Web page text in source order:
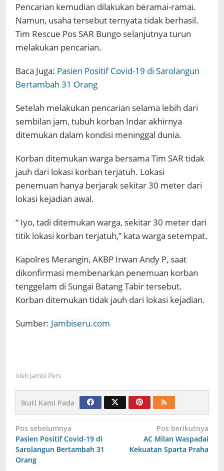
Pencarian kemudian dilakukan beramai-ramai.
Namun, usaha tersebut ternyata tidak berhasil.
Tim Rescue Pos SAR Bungo selanjutnya turun
melakukan pencarian.
Baca Juga: Pasien Positif Covid-19 di Sarolangun
Bertambah 31 Orang
Setelah melakukan pencarian selama lebih dari
sembilan jam, tubuh korban Indar akhirnya
ditemukan dalam kondisi meninggal dunia.
Korban ditemukan warga bersama Tim SAR tidak
jauh dari lokasi korban terjatuh. Lokasi
penemuan hanya berjarak sekitar 30 meter dari
lokasi kejadian awal.
“ Iyo, tadi ditemukan warga, sekitar 30 meter dari
titik lokasi korban terjatuh,” kata warga setempat.
Kapolres Merangin, AKBP Irwan Andy P, saat
dikonfirmasi membenarkan penemuan korban
tenggelam di Sungai Batang Tabir tersebut.
Korban ditemukan tidak jauh dari lokasi kejadian.
Sumber: Jambiseru.com
oleh Jambi Pers
Ikuti Kami Pada
Navigasi
pos
Pos sebelumnya
Pasien Positif Covid-19 di
Sarolangun Bertambah 31
Orang
Pos berikutnya
AC Milan Waspadai
Kekuatan Sparta Praha